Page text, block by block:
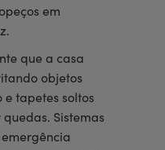
em
que a casa
objetos
e tapetes soltos
Sistemas